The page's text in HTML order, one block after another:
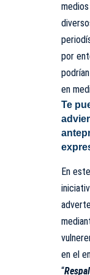
por
en
Te
En
en el
“